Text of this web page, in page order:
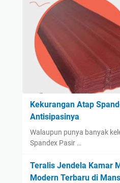
Kekurangan Atap
Antisipasinya
Walaupun punya banyak
Spandex Pasir …
Teralis Jendela Kamar
Modern Terbaru di